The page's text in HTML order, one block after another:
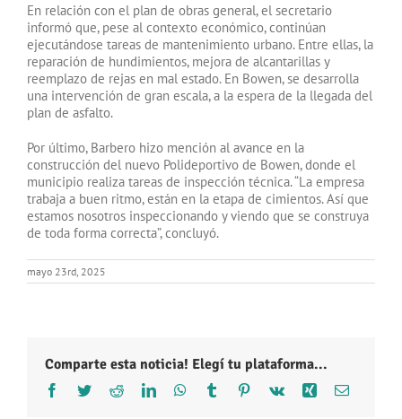
En relación con el plan de obras general, el secretario
informó que, pese al contexto económico, continúan
ejecutándose tareas de mantenimiento urbano. Entre ellas, la
reparación de hundimientos, mejora de alcantarillas y
reemplazo de rejas en mal estado. En Bowen, se desarrolla
una intervención de gran escala, a la espera de la llegada del
plan de asfalto.
Por último, Barbero hizo mención al avance en la
construcción del nuevo Polideportivo de Bowen, donde el
municipio realiza tareas de inspección técnica. “La empresa
trabaja a buen ritmo, están en la etapa de cimientos. Así que
estamos nosotros inspeccionando y viendo que se construya
de toda forma correcta”, concluyó.
mayo 23rd, 2025
Comparte esta noticia! Elegí tu plataforma...
Facebook
TwitterRedditLinkedInWhatsApp
Tumblr Pinterest
Vk Xing Correo